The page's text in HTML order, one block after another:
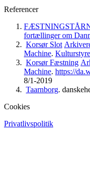
Referencer
fortællinger om
Korsør Slot
Machine.
Korsør Fæstning
Machine. https://
8/1-2019
Taarnborg.
Cookies
Privatlivspolitik